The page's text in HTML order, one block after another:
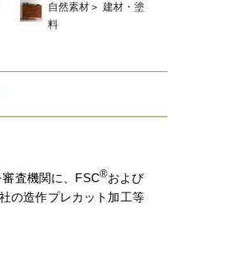
自然素材 ＞ 建材・塗
料
査機関に、FSC®および
の造作プレカット加工等